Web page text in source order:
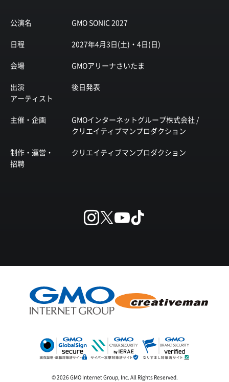
公演名 GMO SONIC 2027
日程 2027年4月3日(土)・4日(日)
会場 GMOアリーナさいたま
出演
アーティスト
後日発表
主催・企画
GMOインターネットグループ株式会社 /
クリエイティブマンプロダクション
制作・運営・
招聘
クリエイティブマンプロダクション
© 2026 GMO Internet Group, Inc. All Rights Reserved.